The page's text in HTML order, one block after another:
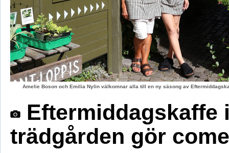
Amelie Boson och Emilia Nylin välkomnar alla till en ny säsong av
Eftermiddagskaffe
trädgården gör